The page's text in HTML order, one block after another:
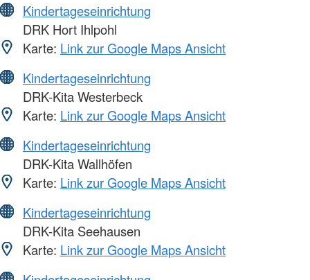
Kindertageseinrichtung
DRK Hort Ihlpohl
Karte: Link zur Google Maps Ansicht
Kindertageseinrichtung
DRK-Kita Westerbeck
Karte: Link zur Google Maps Ansicht
Kindertageseinrichtung
DRK-Kita Wallhöfen
Karte: Link zur Google Maps Ansicht
Kindertageseinrichtung
DRK-Kita Seehausen
Karte: Link zur Google Maps Ansicht